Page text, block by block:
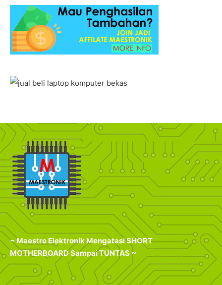
~ Maestro Elektronik Mengatasi SHORT
MOTHERBOARD Sampai TUNTAS ~